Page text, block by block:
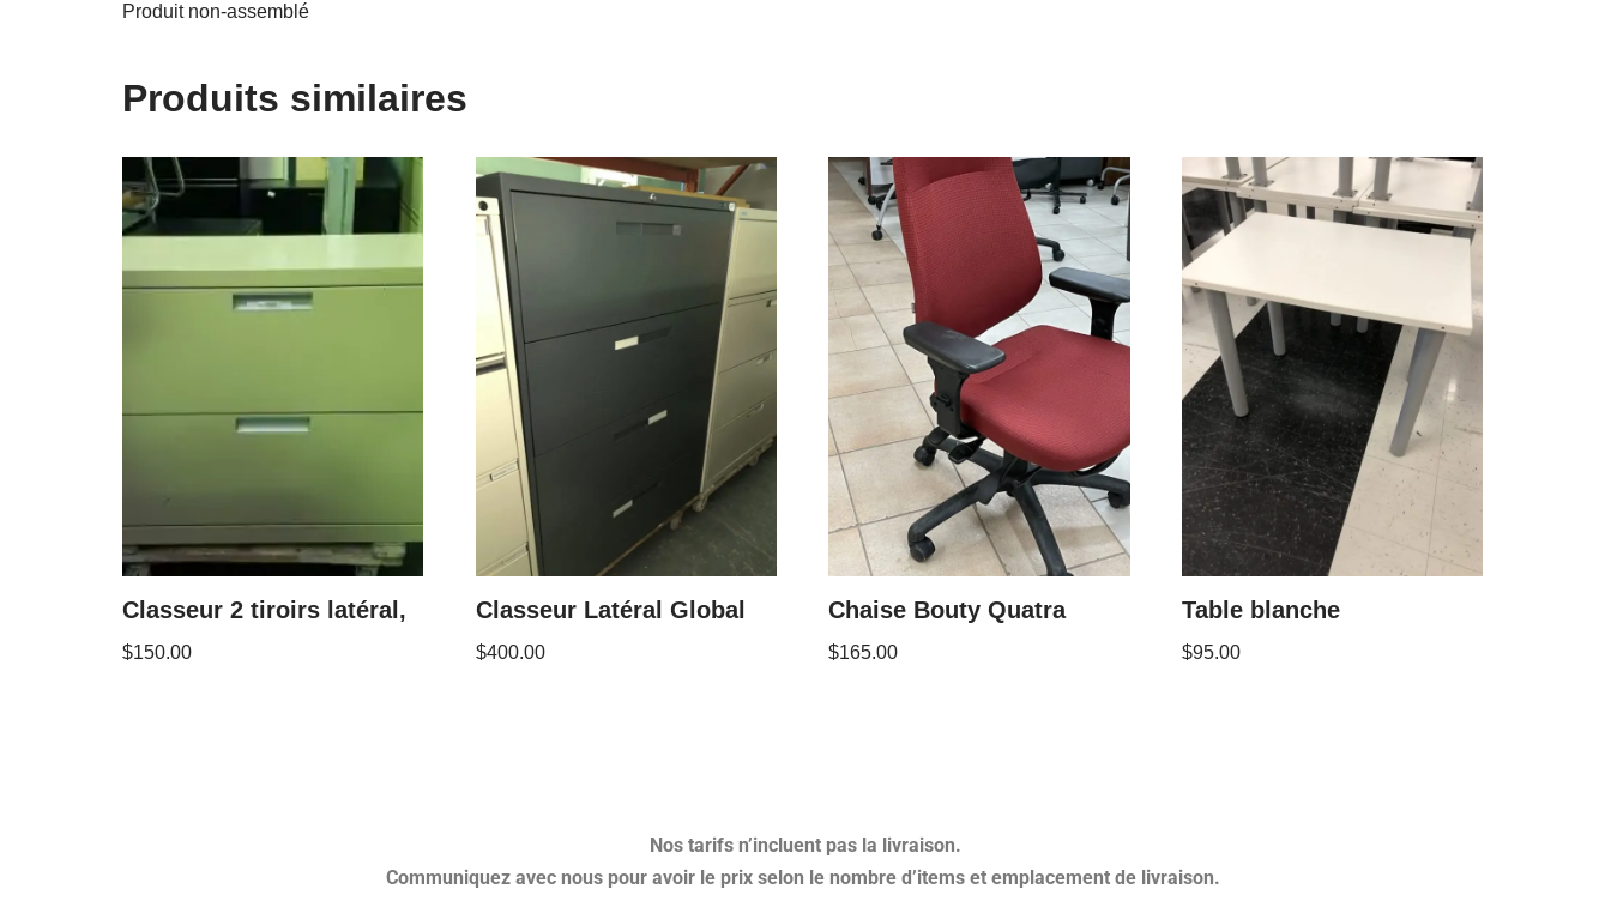
Produit non-assemblé
Produits similaires
Classeur 2 tiroirs latéral,
$150.00
Classeur Latéral Global
$400.00
Chaise Bouty Quatra
$165.00
Table blanche
$95.00
Nos tarifs n’incluent pas la livraison.
Communiquez avec nous pour avoir le prix selon le nombre d’items et emplacement de livraison.